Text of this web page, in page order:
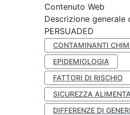
Contenuto Web
Descrizione
PERSUADED
CONTAMINANTI
EPIDEMIOLOGIA
FATTORI DI RISCHIO
SICUREZZA
DIFFERENZE DI